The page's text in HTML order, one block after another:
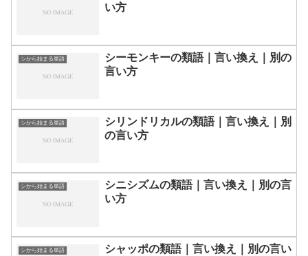
い方
シから始まる単語
シーモンキーの類語｜言い換え｜別の
言い方
シから始まる単語
シリンドリカルの類語｜言い換え｜別
の言い方
シから始まる単語
シニシズムの類語｜言い換え｜別の言
い方
シから始まる単語
シャッポの類語｜言い換え｜別の言い